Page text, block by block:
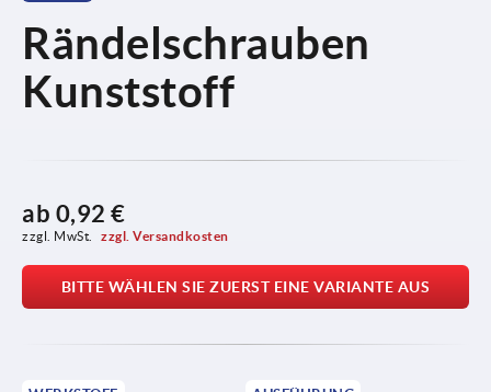
Rändelschrauben
Kunststoff
ab 0,92 €
zzgl. MwSt. zzgl. Versandkosten
BITTE WÄHLEN SIE ZUERST EINE VARIANTE AUS